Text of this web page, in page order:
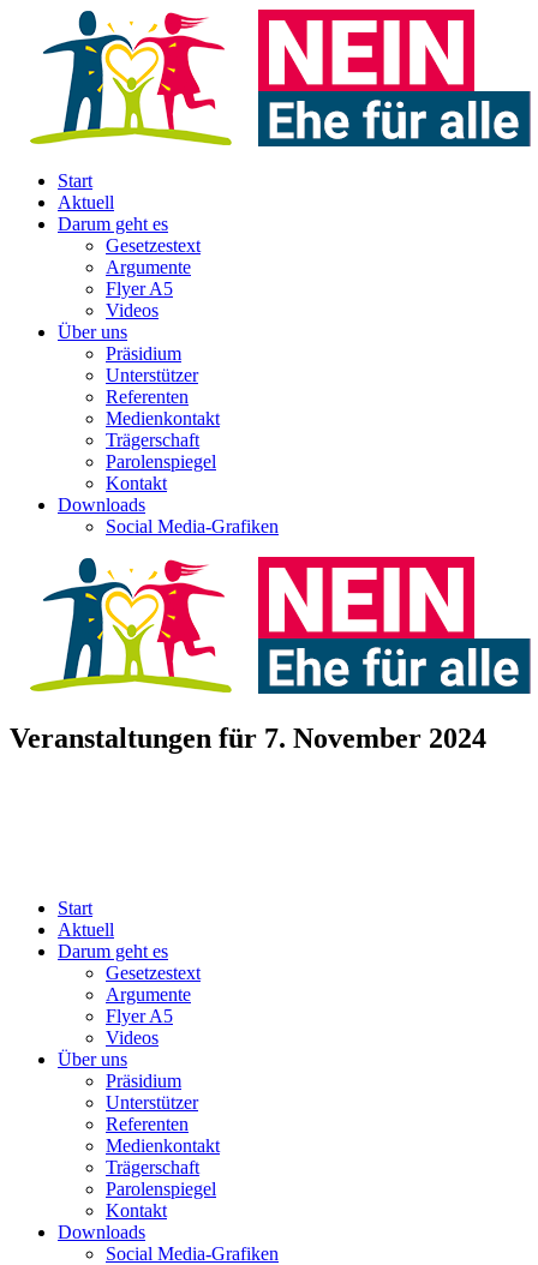
Start
Aktuell
Darum geht es
Gesetzestext
Argumente
Flyer A5
Videos
Über uns
Präsidium
Unterstützer
Referenten
Medienkontakt
Trägerschaft
Parolenspiegel
Kontakt
Downloads
Social Media-Grafiken
Veranstaltungen für 7. November 2024
Start
Aktuell
Darum geht es
Gesetzestext
Argumente
Flyer A5
Videos
Über uns
Präsidium
Unterstützer
Referenten
Medienkontakt
Trägerschaft
Parolenspiegel
Kontakt
Downloads
Social Media-Grafiken